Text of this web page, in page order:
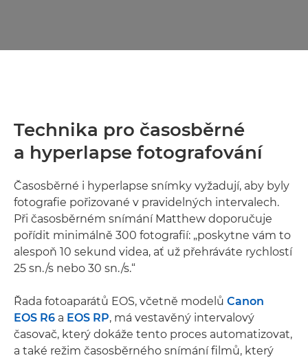
Technika pro časosběrné
a hyperlapse fotografování
Časosběrné i hyperlapse snímky vyžadují, aby byly
fotografie pořizované v pravidelných intervalech.
Při časosběrném snímání Matthew doporučuje
pořídit minimálně 300 fotografií: „poskytne vám to
alespoň 10 sekund videa, ať už přehráváte rychlostí
25 sn./s nebo 30 sn./s.“
Řada fotoaparátů EOS, včetně modelů Canon
EOS R6 a EOS RP, má vestavěný intervalový
časovač, který dokáže tento proces automatizovat,
a také režim časosběrného snímání filmů, který